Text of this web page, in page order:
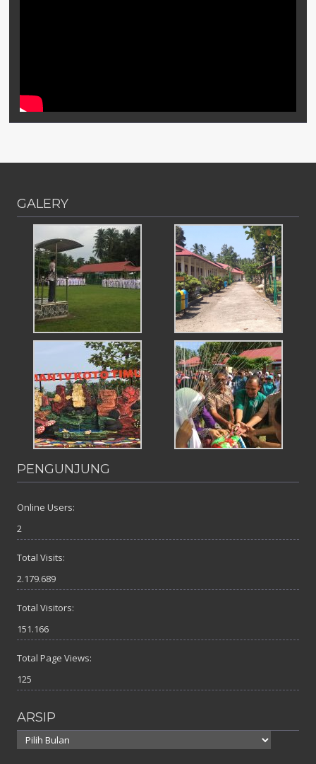
GALERY
PENGUNJUNG
Online Users:
2
Total Visits:
2.179.689
Total Visitors:
151.166
Total Page Views:
125
ARSIP
Arsip